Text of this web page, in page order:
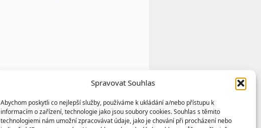
Spravovat Souhlas
Abychom poskytli co nejlepší služby, používáme k ukládání a/nebo přístupu k
informacím o zařízení, technologie jako jsou soubory cookies. Souhlas s těmito
technologiemi nám umožní zpracovávat údaje, jako je chování při procházení nebo